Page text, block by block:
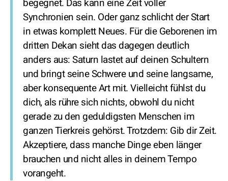
begegnet. Das kann eine Zeit voller
Synchronien sein. Oder ganz schlicht der Start
in etwas komplett Neues. Für die Geborenen im
dritten Dekan sieht das dagegen deutlich
anders aus: Saturn lastet auf deinen Schultern
und bringt seine Schwere und seine langsame,
aber konsequente Art mit. Vielleicht fühlst du
dich, als rühre sich nichts, obwohl du nicht
gerade zu den geduldigsten Menschen im
ganzen Tierkreis gehörst. Trotzdem: Gib dir Zeit.
Akzeptiere, dass manche Dinge eben länger
brauchen und nicht alles in deinem Tempo
vorangeht.